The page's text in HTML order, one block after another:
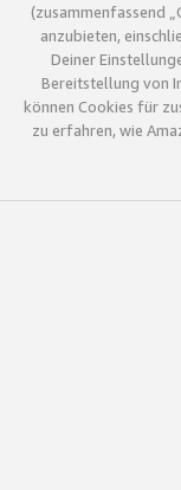
(zusammenfassend
anzubieten,
Deiner
Bereitstellung von
können Cookies für
zu erfahren, wie